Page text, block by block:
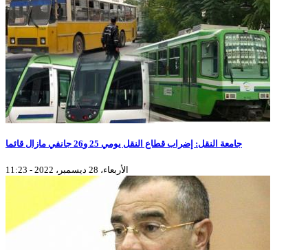
جامعة النقل: إضراب قطاع النقل يومي 25 و26 جانفي مازال قائما
الأربعاء، 28 ديسمبر، 2022 - 11:23